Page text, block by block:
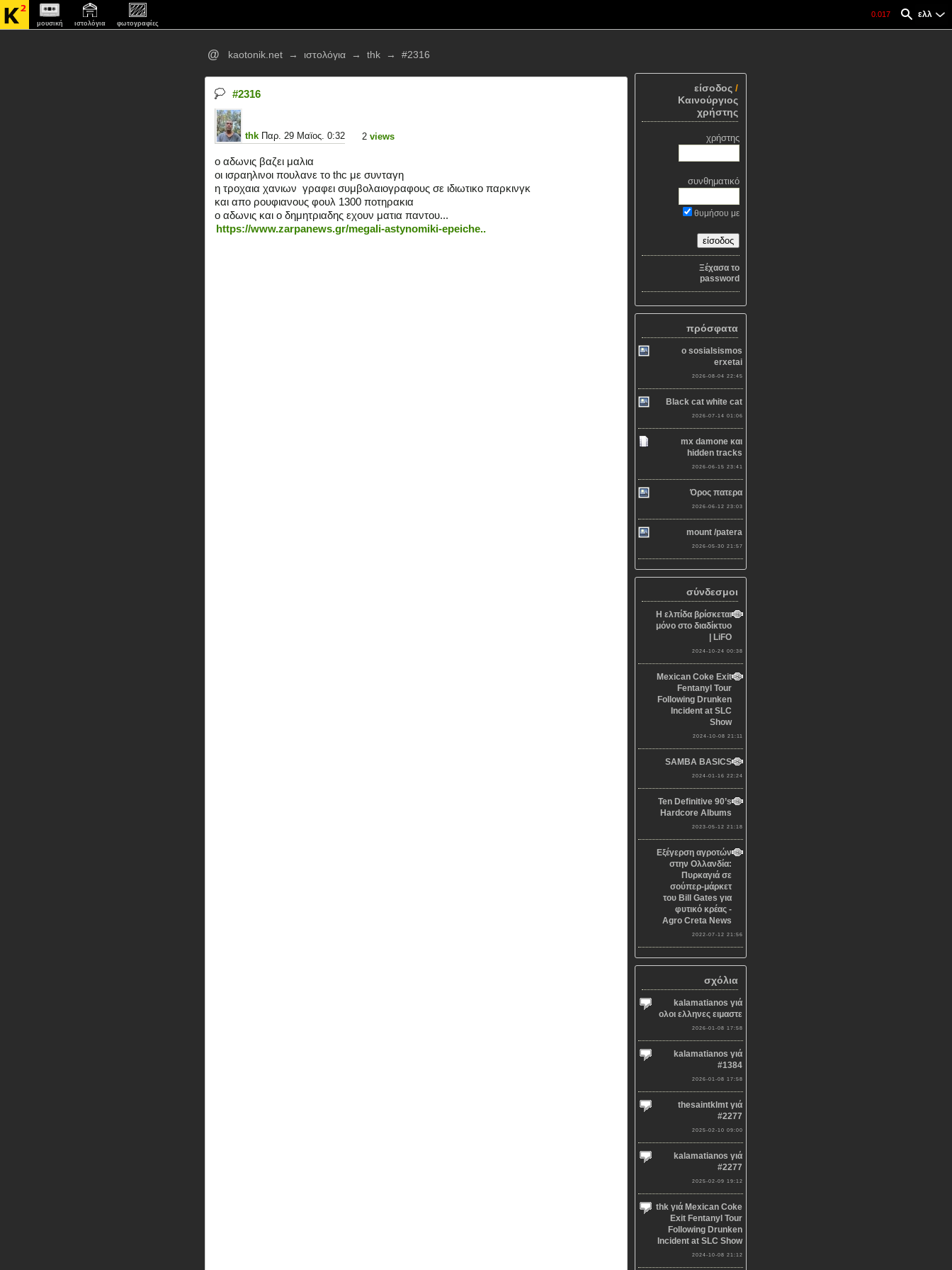
ελλ
0.017
μουσική ιστολόγια φωτογραφίες
@ kaotonik.net → ιστολόγια → thk → #2316
#2316
thkΠαρ. 29 Μαϊος. 0:32 2 views
o αδωνις βαζει μαλια
οι ισραηλινοι πουλανε το thc με συνταγη
η τροχαια χανιων  γραφει συμβολαιογραφους σε ιδιωτικο παρκινγκ
και απο ρουφιανους φουλ 1300 ποτηρακια
ο αδωνις και ο δημητριαδης εχουν ματια παντου...
https://www.zarpanews.gr/megali-astynomiki-epeiche..
είσοδος/
Καινούργιος
χρήστης
χρήστης
συνθηματικό
θυμήσου με
Ξέχασα το
password
πρόσφατα
o sosialsismos
erxetai
2026-08-04 22:45
Black cat white cat
2026-07-14 01:06
mx damone και
hidden tracks
2026-06-15 23:41
Όρος πατερα
2026-06-12 23:03
mount /patera
2026-05-30 21:57
σύνδεσμοι
Η ελπίδα βρίσκεται
μόνο στο διαδίκτυο
| LiFO
2024-10-24 00:38
Mexican Coke Exit
Fentanyl Tour
Following Drunken
Incident at SLC
Show
2024-10-08 21:11
SAMBA BASICS
2024-01-16 22:24
Ten Definitive 90’s
Hardcore Albums
2023-05-12 21:18
Εξέγερση αγροτών
στην Ολλανδία:
Πυρκαγιά σε
σούπερ-μάρκετ
του Bill Gates για
φυτικό κρέας -
Agro Creta News
2022-07-12 21:56
σχόλια
kalamatianos γιά
ολοι ελληνες ειμαστε
2026-01-08 17:58
kalamatianos γιά
#1384
2026-01-08 17:58
thesaintklmt γιά
#2277
2025-02-10 09:00
kalamatianos γιά
#2277
2025-02-09 19:12
thk γιά Mexican Coke
Exit Fentanyl Tour
Following Drunken
Incident at SLC Show
2024-10-08 21:12